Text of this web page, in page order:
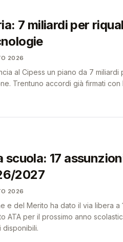
7 miliardi per
2026
al Cipess un piano da 7 miliardi
Trentuno accordi già firmati
scuola: 17
2027
2026
e del Merito ha dato il via libera a
ATA per il prossimo anno